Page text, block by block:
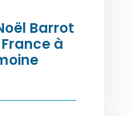
Barrot
à